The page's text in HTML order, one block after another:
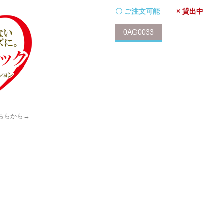
らから→
〇 ご注文可能
× 貸出中
0AG0033